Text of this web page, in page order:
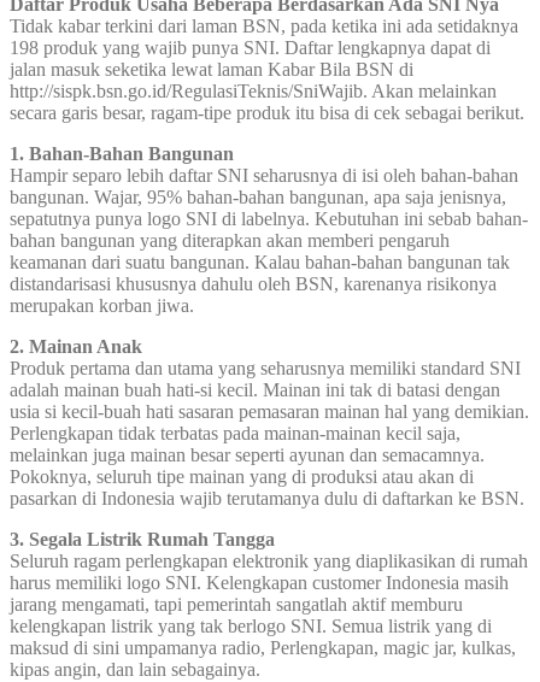
Daftar Produk Usaha Beberapa Berdasarkan Ada SNI Nya
Tidak kabar terkini dari laman BSN, pada ketika ini ada setidaknya
198 produk yang wajib punya SNI. Daftar lengkapnya dapat di
jalan masuk seketika lewat laman Kabar Bila BSN di
http://sispk.bsn.go.id/RegulasiTeknis/SniWajib. Akan melainkan
secara garis besar, ragam-tipe produk itu bisa di cek sebagai berikut.
1. Bahan-Bahan Bangunan
Hampir separo lebih daftar SNI seharusnya di isi oleh bahan-bahan
bangunan. Wajar, 95% bahan-bahan bangunan, apa saja jenisnya,
sepatutnya punya logo SNI di labelnya. Kebutuhan ini sebab bahan-
bahan bangunan yang diterapkan akan memberi pengaruh
keamanan dari suatu bangunan. Kalau bahan-bahan bangunan tak
distandarisasi khususnya dahulu oleh BSN, karenanya risikonya
merupakan korban jiwa.
2. Mainan Anak
Produk pertama dan utama yang seharusnya memiliki standard SNI
adalah mainan buah hati-si kecil. Mainan ini tak di batasi dengan
usia si kecil-buah hati sasaran pemasaran mainan hal yang demikian.
Perlengkapan tidak terbatas pada mainan-mainan kecil saja,
melainkan juga mainan besar seperti ayunan dan semacamnya.
Pokoknya, seluruh tipe mainan yang di produksi atau akan di
pasarkan di Indonesia wajib terutamanya dulu di daftarkan ke BSN.
3. Segala Listrik Rumah Tangga
Seluruh ragam perlengkapan elektronik yang diaplikasikan di rumah
harus memiliki logo SNI. Kelengkapan customer Indonesia masih
jarang mengamati, tapi pemerintah sangatlah aktif memburu
kelengkapan listrik yang tak berlogo SNI. Semua listrik yang di
maksud di sini umpamanya radio, Perlengkapan, magic jar, kulkas,
kipas angin, dan lain sebagainya.